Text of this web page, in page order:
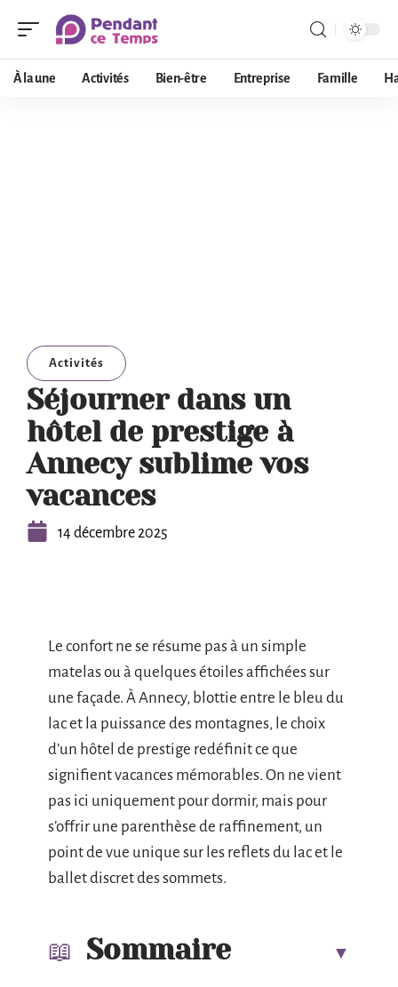
À la une Activités Bien-être Entreprise Famille
Activités
Séjourner dans un
hôtel de prestige à
Annecy sublime vos
vacances
14 décembre 2025
Le confort ne se résume pas à un simple
matelas ou à quelques étoiles affichées sur
une façade. À Annecy, blottie entre le bleu du
lac et la puissance des montagnes, le choix
d’un hôtel de prestige redéfinit ce que
signifient vacances mémorables. On ne vient
pas ici uniquement pour dormir, mais pour
s’offrir une parenthèse de raffinement, un
point de vue unique sur les reflets du lac et le
ballet discret des sommets.
Sommaire